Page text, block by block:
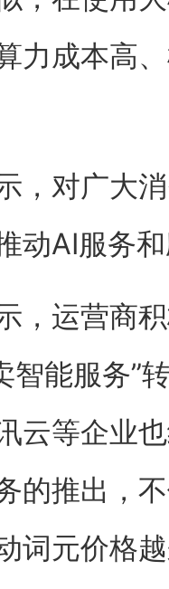
力成本高
对广大消
动AI服务
运营商积
智能服务”
云等企业
的推出，
词元价格